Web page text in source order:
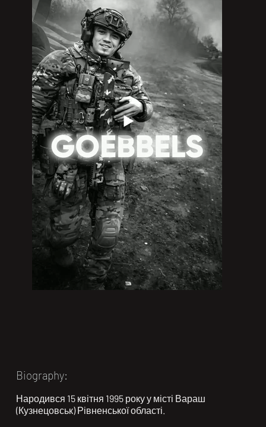
Biography:
Народився 15 квітня 1995 року у місті Вараш
(Кузнецовськ) Рівненської області.